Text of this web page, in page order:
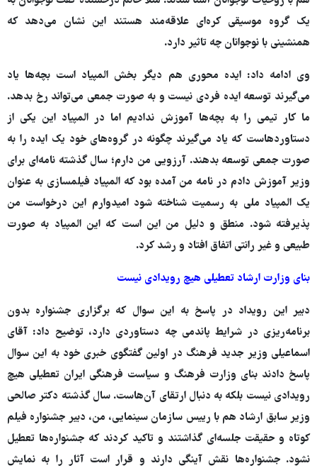
یک گروه موسیقی کره‌ای علاقه‌مند هستند این نشان می‌دهد که
همنشینی با نوجوانان چه تاثیر دارد.
وی ادامه داد: ایده محوری هم دیگر بخش المپیاد است بچه‌ها یاد
می‌گیرند توسعه ایده فردی نیست و به صورت جمعی می‌تواند رخ بدهد.
ما کار تیمی را به بچه‌ها آموزش ندادیم اما در المپیاد این یکی از
دستاوردهاست که یاد می‌گیرند چگونه در گروه‌های خود یک ایده را به
صورت جمعی توسعه بدهند. آرزویی من دارم؛ سال گذشته نامه‌ای برای
وزیر آموزش دادم در نامه من آمده بود که المپیاد فیلمسازی به عنوان
یک المپیاد ملی به رسمیت شناخته شود امیدوارم این درخواست من
پذیرفته شود. منطق و دلیل من این است که این المپیاد به صورت
طبیعی و غیر رانتی اتفاق افتاد و رشد کرد.
بنای وزارت ارشاد تعطیلی هیچ رویدادی نیست
دبیر این رویداد در پاسخ به این سوال که برگزاری جشنواره بدون
برنامه‌ریزی در شرایط پاندمی چه دستاوردی دارد، توضیح داد: آقای
اسماعیلی وزیر جدید فرهنگ در اولین گفتگوی خبری خود به این سوال
پاسخ دادند بنای وزارت فرهنگ و سیاست فرهنگی ایران تعطیلی هیچ
رویدادی نیست بلکه به دنبال ارتقای آن‌هاست. سال گذشته دکتر صالحی
وزیر سابق ارشاد هم با رییس سازمان سینمایی، من، دبیر جشنواره فیلم
کوتاه و حقیقت جلسه‌ای گذاشتند و تاکید کردند که جشنواره‌ها تعطیل
نشود. جشنواره‌ها نقش آینگی دارند و قرار است آثار را به نمایش